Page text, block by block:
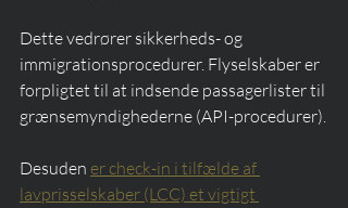
Dette vedrører sikkerheds- og
immigrationsprocedurer. Flyselskaber er
forpligtet til at indsende passagerlister til
grænsemyndighederne (API-procedurer).
Desuden er check-in i tilfælde af
lavprisselskaber (LCC) et vigtigt